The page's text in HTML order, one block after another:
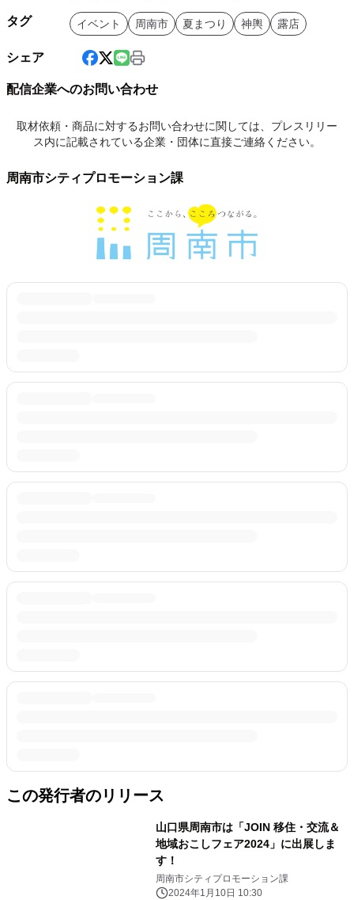
タグ イベント 周南市 夏まつり 神輿 露店
シェア
配信企業へのお問い合わせ
取材依頼・商品に対するお問い合わせに関しては、プレスリリー
ス内に記載されている企業・団体に直接ご連絡ください。
周南市シティプロモーション課
この発行者のリリース
山口県周南市は「JOIN 移住・交流＆
地域おこしフェア2024」に出展しま
す！
周南市シティプロモーション課
2024年1月10日 10:30